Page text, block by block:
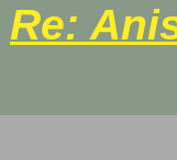
Re: